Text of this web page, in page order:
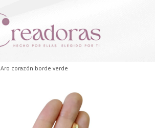
Aro corazón borde verde